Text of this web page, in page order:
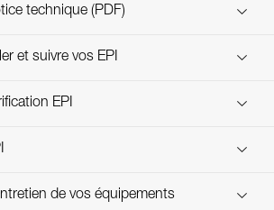
Télécharger la notice technique (PDF)
Technical Notice
et suivre vos EPI
découvrez ePPEcentre
EPI
harnais-PRO-procedure-FR
EPI-harnais-PRO-suivi-FR
de vos équipements